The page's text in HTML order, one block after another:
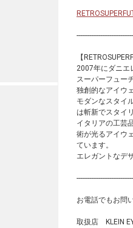
【
2007年にダニエ
スーパーフュー
独創的なアイウ
モダンなスタイ
は斬新でスタイ
イタリアの工芸
術が光るアイウ
ています。
エレガントなデ
お電話でもお問
取扱店 KLEIN